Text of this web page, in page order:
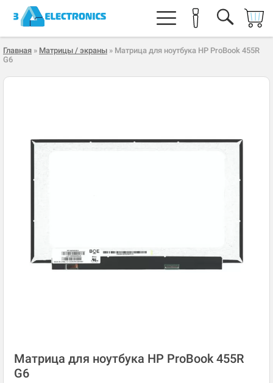
Главная » Матрицы / экраны » Матрица для ноутбука HP ProBook 455R
G6
Матрица для ноутбука HP ProBook 455R
G6